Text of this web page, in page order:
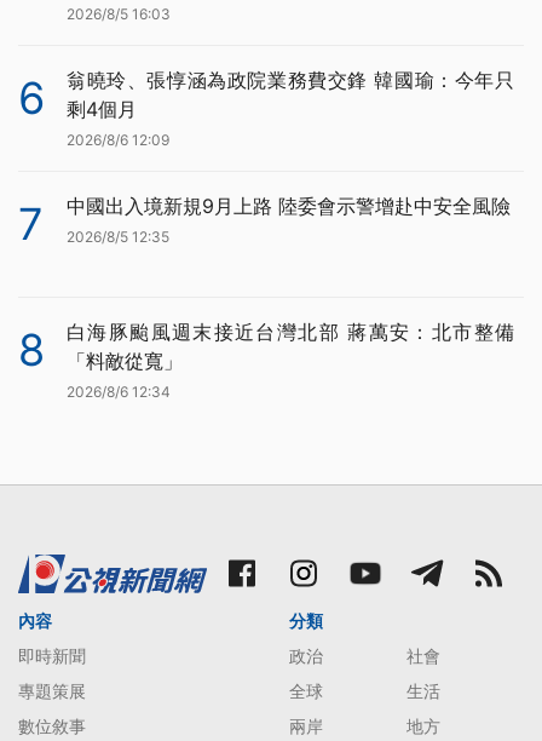
2026/8/5 16:03
6
翁曉玲、張惇涵為政院業務費交鋒 韓國瑜：今年只
剩4個月
2026/8/6 12:09
7 中國出入境新規9月上路 陸委會示警增赴中安全風險
2026/8/5 12:35
8
白海豚颱風週末接近台灣北部 蔣萬安：北市整備
「料敵從寬」
2026/8/6 12:34
內容
即時新聞
專題策展
數位敘事
分類
政治
社會
全球
生活
兩岸
地方